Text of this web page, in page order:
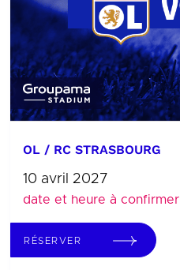
OL / RC STRASBOURG
10 avril 2027
date et heure à confirmer
RÉSERVER